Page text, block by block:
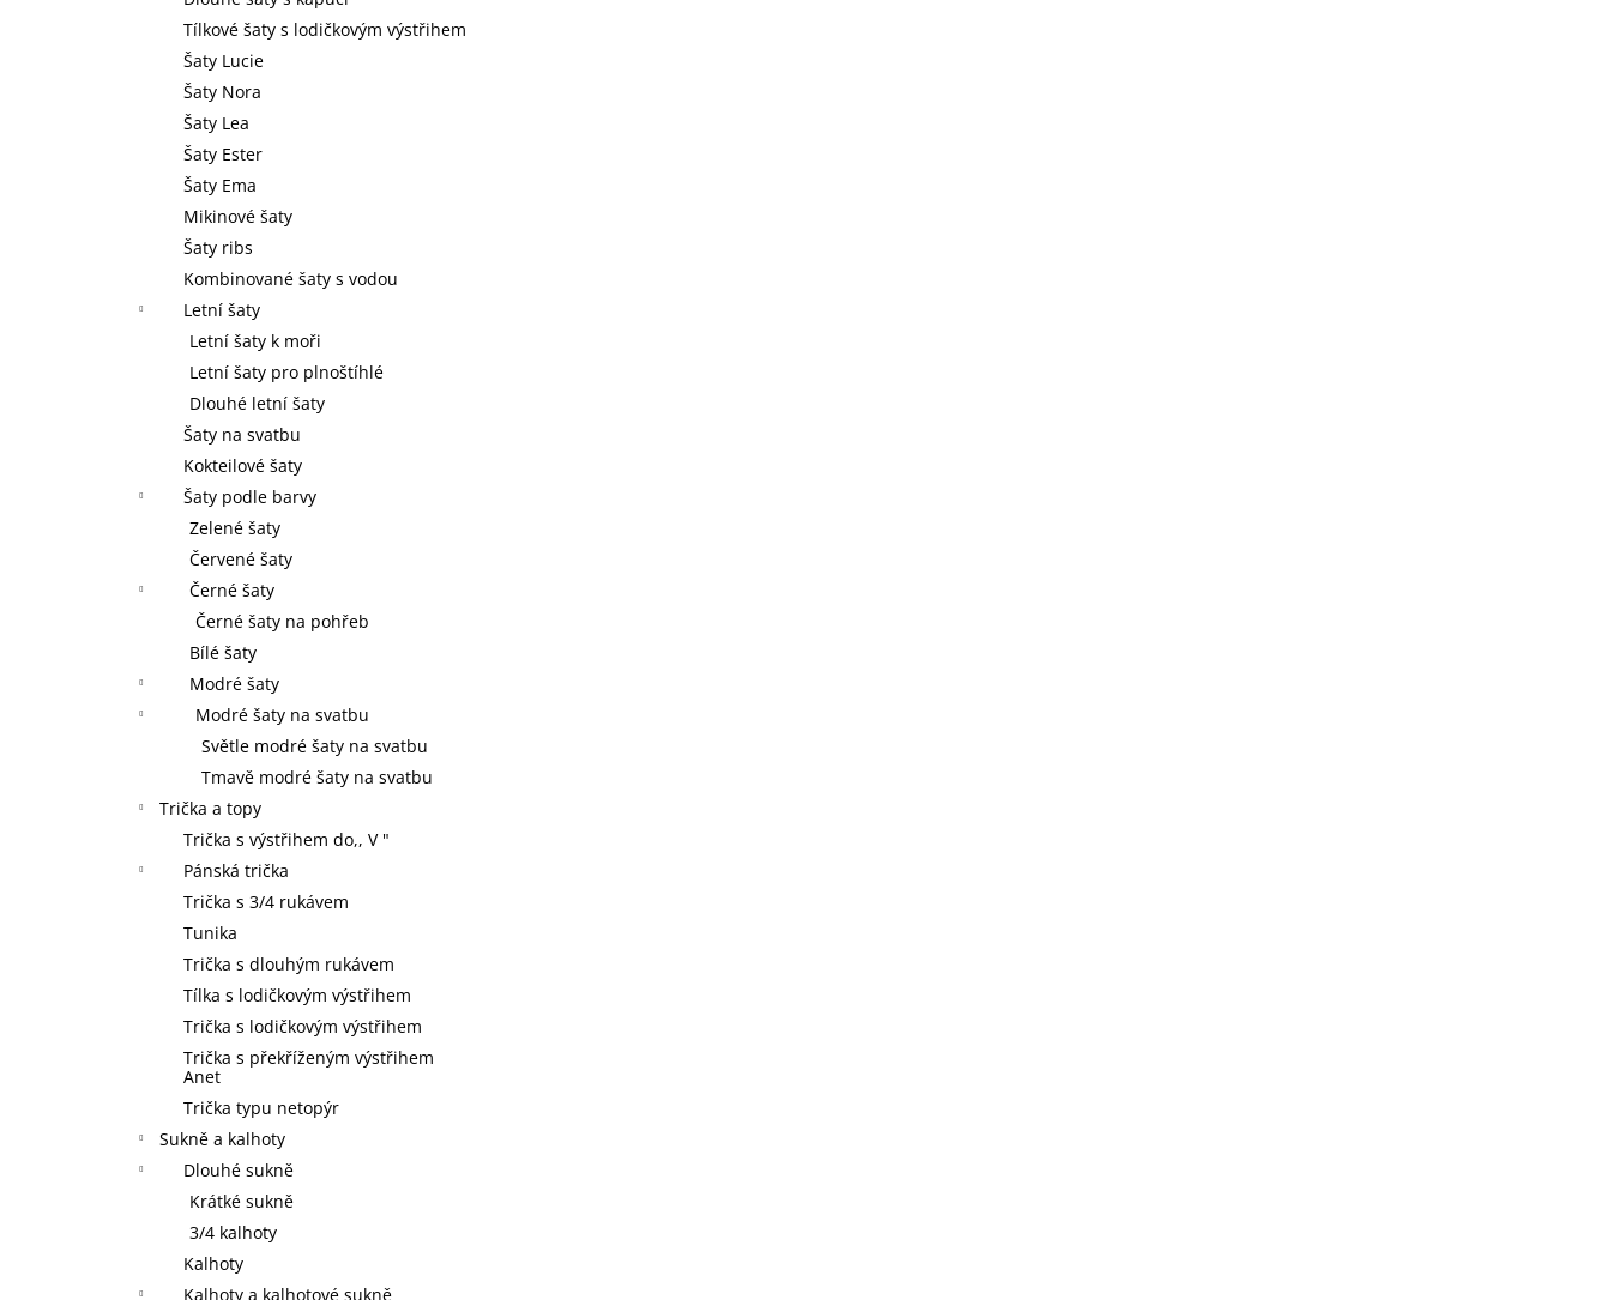
Tílkové šaty s lodičkovým výstřihem
Šaty Lucie
Šaty Nora
Šaty Lea
Šaty Ester
Šaty Ema
Mikinové šaty
Šaty ribs
Kombinované šaty s vodou
Letní šaty
Letní šaty k moři
Letní šaty pro plnoštíhlé
Dlouhé letní šaty
Šaty na svatbu
Kokteilové šaty
Šaty podle barvy
Zelené šaty
Červené šaty
Černé šaty
Černé šaty na pohřeb
Bílé šaty
Modré šaty
Modré šaty na svatbu
Světle modré šaty na svatbu
Tmavě modré šaty na svatbu
Trička a topy
Trička s výstřihem do,, V "
Pánská trička
Trička s 3/4 rukávem
Tunika
Trička s dlouhým rukávem
Tílka s lodičkovým výstřihem
Trička s lodičkovým výstřihem
Trička s překříženým výstřihem
Anet
Trička typu netopýr
Sukně a kalhoty
Dlouhé sukně
Krátké sukně
3/4 kalhoty
Kalhoty
Kalhoty a kalhotové sukně